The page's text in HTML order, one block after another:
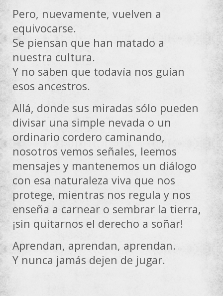
Pero, nuevamente, vuelven a
equivocarse.
Se piensan que han matado a
nuestra cultura.
Y no saben que todavía nos guían
esos ancestros.
Allá, donde sus miradas sólo pueden
divisar una simple nevada o un
ordinario cordero caminando,
nosotros vemos señales, leemos
mensajes y mantenemos un diálogo
con esa naturaleza viva que nos
protege, mientras nos regula y nos
enseña a carnear o sembrar la tierra,
¡sin quitarnos el derecho a soñar!
Aprendan, aprendan, aprendan.
Y nunca jamás dejen de jugar.